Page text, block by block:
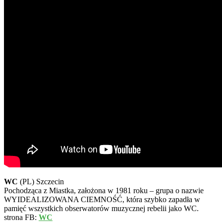
WC (PL) Szczecin
Pochodząca z Miastka, założona w 1981 roku – grupa o nazwie
WYIDEALIZOWANA CIEMNOŚĆ, która szybko zapadła w
pamięć wszystkich obserwatorów muzycznej rebelii jako WC.
strona FB: WC